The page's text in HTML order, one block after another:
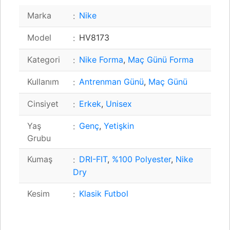
Marka Nike
Model HV8173
Kategori Nike Forma, Maç Günü Forma
Kullanım Antrenman Günü, Maç Günü
Cinsiyet Erkek, Unisex
Yaş
Grubu
Genç, Yetişkin
Kumaş DRI-FIT, %100 Polyester, Nike
Dry
Kesim Klasik Futbol